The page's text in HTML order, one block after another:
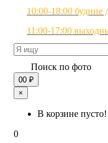
10:00-18:00 будние
11:00-17:00
Поиск по фото
00 ₽
×
В корзине пусто!
0